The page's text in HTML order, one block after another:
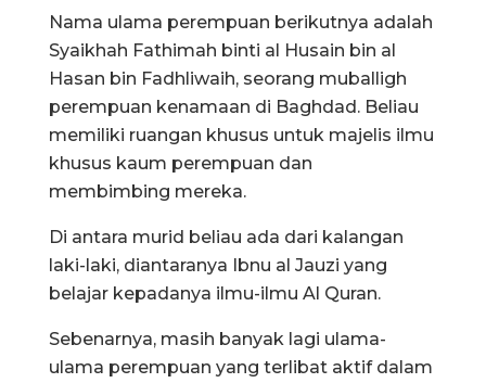
Nama ulama perempuan berikutnya adalah
Syaikhah Fathimah binti al Husain bin al
Hasan bin Fadhliwaih, seorang muballigh
perempuan kenamaan di Baghdad. Beliau
memiliki ruangan khusus untuk majelis ilmu
khusus kaum perempuan dan
membimbing mereka.
Di antara murid beliau ada dari kalangan
laki-laki, diantaranya Ibnu al Jauzi yang
belajar kepadanya ilmu-ilmu Al Quran.
Sebenarnya, masih banyak lagi ulama-
ulama perempuan yang terlibat aktif dalam